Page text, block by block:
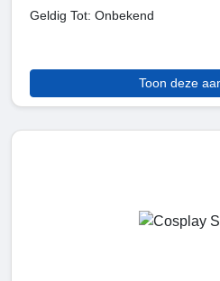
Geldig Tot: Onbekend
Toon deze